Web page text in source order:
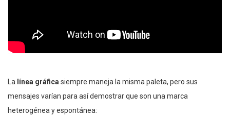
La línea gráficasiempre maneja la misma paleta, pero sus
mensajes varían para así demostrar que son una marca
heterogénea y espontánea: